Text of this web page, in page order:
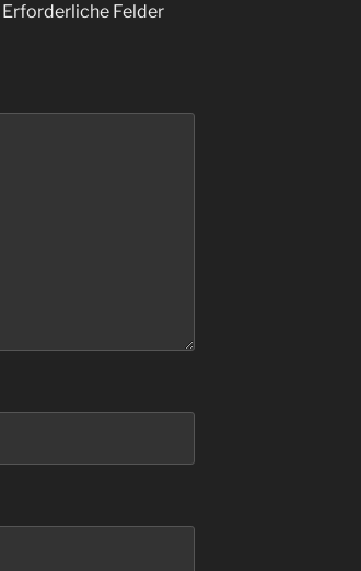
Erforderliche Felder